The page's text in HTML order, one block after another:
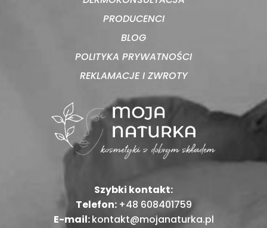
PRODUCENCI
BLOG
POLITYKA PRYWATNOŚCI
REKLAMACJE I ZWROTY
Szybki kontakt:
Telefon: +48 608401759
E-mail:kontakt@mojanaturka.pl